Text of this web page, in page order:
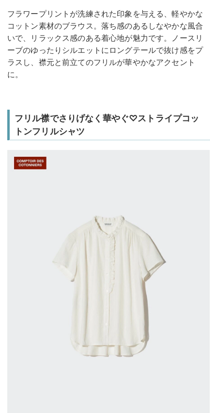
フラワープリントが洗練された印象を与える、軽やかな
コットン素材のブラウス。落ち感のあるしなやかな風合
いで、リラックス感のある着心地が魅力です。ノースリ
ーブのゆったりシルエットにロングテールで抜け感をプ
ラスし、襟元と前立てのフリルが華やかなアクセント
に。
フリル襟でさりげなく華やぐ♡ストライプコッ
トンフリルシャツ